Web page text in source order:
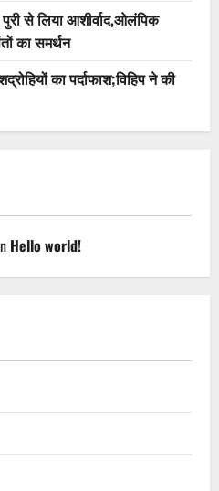
से लिया आशीर्वाद,ओलंपिक
का समर्थन
का पर्दाफाश;विहिप ने की
Hello world!